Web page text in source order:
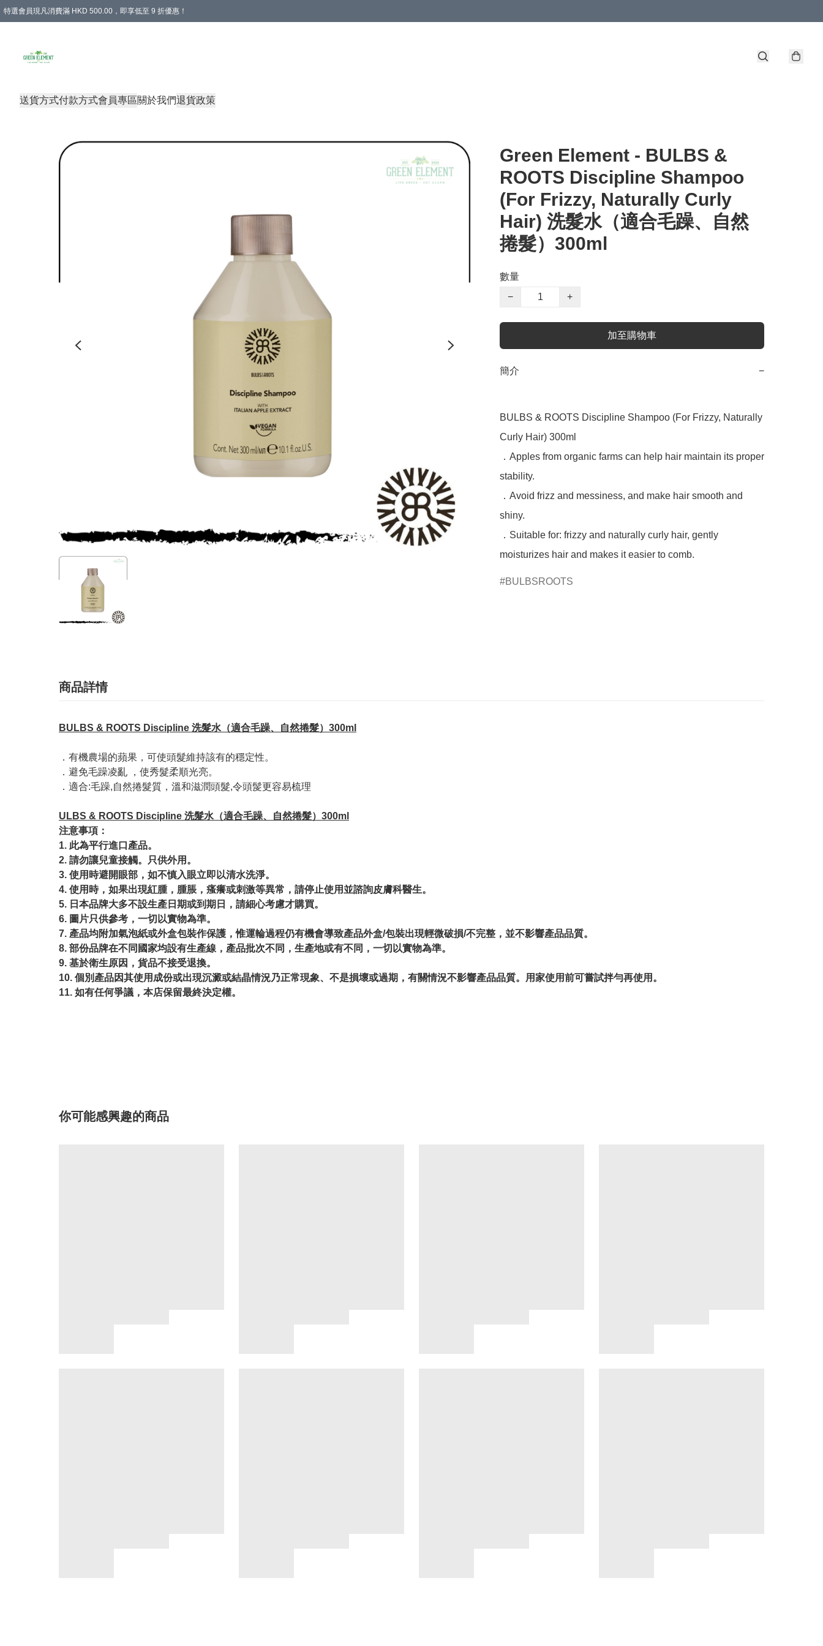
特選會員現凡消費滿 HKD 500.00，即享低至 9 折優惠！
送貨方式付款方式會員專區關於我們退貨政策
Green Element - BULBS &
ROOTS Discipline Shampoo
(For Frizzy, Naturally Curly
Hair) 洗髮水（適合毛躁、自然
捲髮）300ml
數量
−
+
加至購物車
簡介 −
BULBS & ROOTS Discipline Shampoo (For Frizzy, Naturally
Curly Hair) 300ml﻿
．Apples from organic farms can help hair maintain its proper
stability.
．Avoid frizz and messiness, and make hair smooth and
shiny.
．Suitable for: frizzy and naturally curly hair, gently
moisturizes hair and makes it easier to comb.
BULBSROOTS
商品詳情
BULBS & ROOTS Discipline 洗髮水（適合毛躁、自然捲髮）300ml
．有機農場的蘋果，可使頭髮維持該有的穩定性。
．避免毛躁凌亂 ，使秀髮柔順光亮。
．適合:毛躁,自然捲髮質，溫和滋潤頭髮,令頭髲更容易梳理
ULBS & ROOTS Discipline 洗髮水（適合毛躁、自然捲髮）300ml
注意事項：
1. 此為平行進口產品。
2. 請勿讓兒童接觸。只供外用。
3. 使用時避開眼部，如不慎入眼立即以清水洗淨。
4. 使用時，如果出現紅腫，腫脹，瘙癢或刺激等異常，請停止使用並諮詢皮膚科醫生。
5. 日本品牌大多不設生產日期或到期日，請細心考慮才購買。
6. 圖片只供參考，一切以實物為準。
7. 產品均附加氣泡紙或外盒包裝作保護，惟運輪過程仍有機會導致產品外盒/包裝出現輕微破損/不完整，並不影響產品品質。
8. 部份品牌在不同國家均設有生產線，產品批次不同，生產地或有不同，一切以實物為準。
9. 基於衛生原因，貨品不接受退換。
10. 個別產品因其使用成份或出現沉澱或結晶情況乃正常現象、不是損壞或過期，有關情況不影響產品品質。用家使用前可嘗試拌勻再使用。
11. 如有任何爭議，本店保留最終決定權。
你可能感興趣的商品